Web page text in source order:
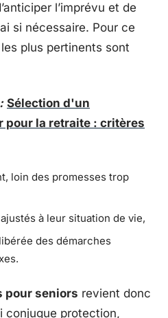
l’imprévu et de
si nécessaire. Pour ce
plus pertinents sont
Sélection d'un
la retraite : critères
loin des promesses trop
ajustés à leur situation de vie,
des démarches
pour seniors revient donc
conjugue protection,